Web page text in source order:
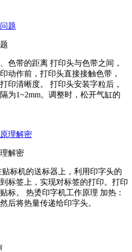
色带的距离 打印头与色带之间，
动作前，打印头直接接触色带，
印清晰度。 打印头安装字粒后，
为1~2mm。调整时，松开气缸的
解密
标机的送标器上，利用印字头的
标签上，实现对标签的打印。打印
标。 热烫印字机工作原理 加热：
后将热量传递给印字头。